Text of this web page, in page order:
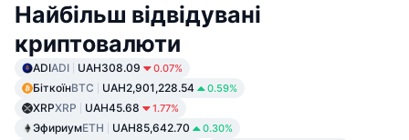
Найбільш відвідувані
криптовалюти
ADIADI UAH308.09 0.07%
БіткоїнBTC UAH2,901,228.54 0.59%
XRPXRP UAH45.68 1.77%
ЭфириумETH UAH85,642.70 0.30%